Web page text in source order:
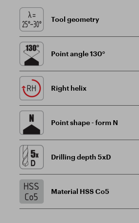
Tool geometry
Point angle 130°
Right helix
Point shape - form N
Drilling depth 5xD
Material HSS Co5